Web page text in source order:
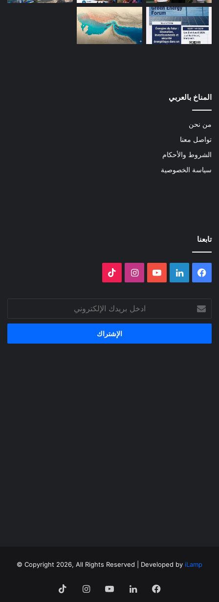
المناخ بالعربي
من نحن
تواصل معنا
الشروط والأحكام
سياسة الخصوصية
تابعنا
فيسبوك لينكدإن ‫YouTubeانستقرام
بريدك
الإلكتروني
Copyright 2026, All Rights Reserved | Developed by iLamp
©
فيسبوك لينكدإن ‫YouTubeانستقرام